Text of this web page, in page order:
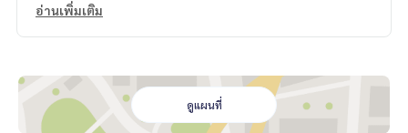
สถานที่อำนวยความสะดวกใกล้เคียง
- อยู่ในซอยเอแบค บางนา.ห่างจากถนนบางนาตราด 7 กิโลเมตร
อ่านเพิ่มเติม
ดูแผนที่